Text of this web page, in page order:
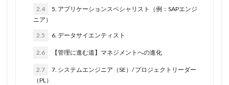
2.4
5. アプリケーションスペシャリスト（例：SAPエンジ
ニア）
2.5 6. データサイエンティスト
2.6 【管理に進む道】マネジメントへの進化
2.7
7. システムエンジニア（SE）/ プロジェクトリーダー
（PL）